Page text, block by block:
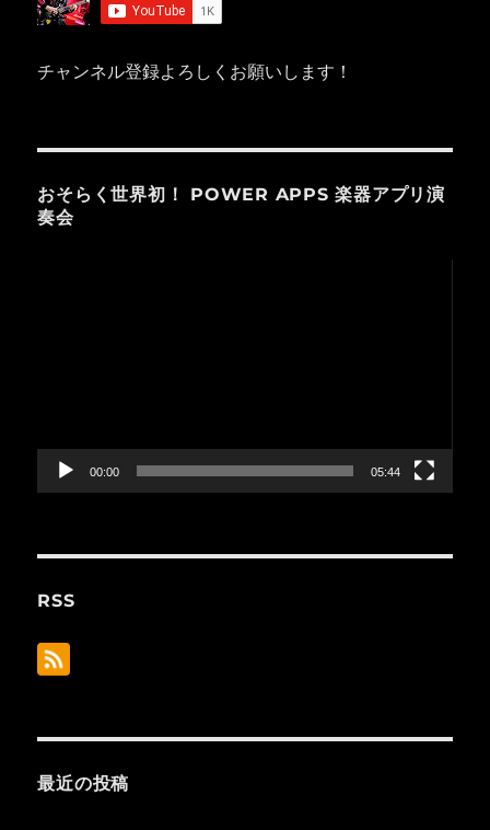
チャンネル登録よろしくお願いします！
おそらく世界初！ POWER APPS 楽器アプリ演
奏会
ー
00:00 05:44
RSS
最近の投稿